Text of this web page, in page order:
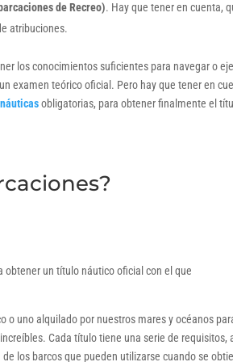
de Recreo). Hay que tener en cuenta,
atribuciones.
los conocimientos suficientes para navegar o
examen teórico oficial. Pero hay que tener en
obligatorias, para obtener finalmente el
obtener un título náutico oficial con el que
o uno alquilado por nuestros mares y océanos
Cada título tiene una serie de requisitos,
los barcos que pueden utilizarse cuando se